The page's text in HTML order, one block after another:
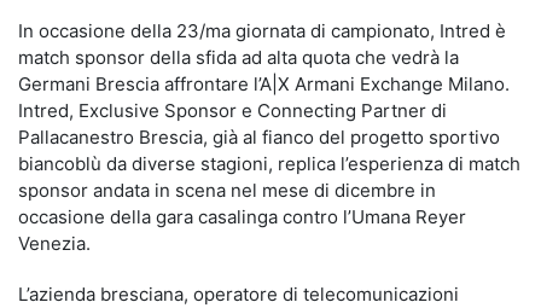
In occasione della 23/ma giornata di campionato, Intred è
match sponsor della sfida ad alta quota che vedrà la
Germani Brescia affrontare l’A|X Armani Exchange Milano.
Intred, Exclusive Sponsor e Connecting Partner di
Pallacanestro Brescia, già al fianco del progetto sportivo
biancoblù da diverse stagioni, replica l’esperienza di match
sponsor andata in scena nel mese di dicembre in
occasione della gara casalinga contro l’Umana Reyer
Venezia.
L’azienda bresciana, operatore di telecomunicazioni